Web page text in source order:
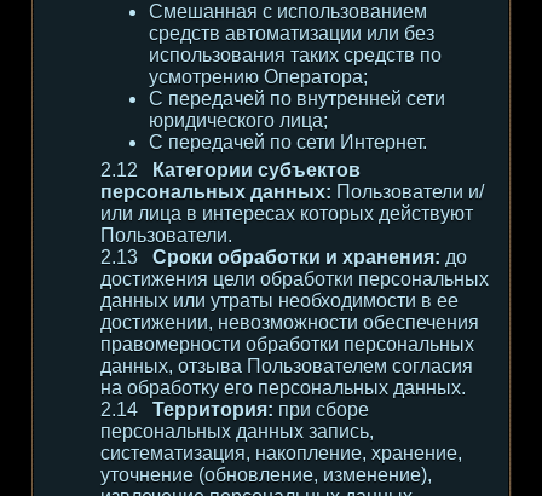
Смешанная с использованием
средств автоматизации или без
использования таких средств по
усмотрению Оператора;
С передачей по внутренней сети
юридического лица;
С передачей по сети Интернет.
Категории субъектов
персональных данных: Пользователи и/
или лица в интересах которых действуют
Пользователи.
Сроки обработки и хранения: до
достижения цели обработки персональных
данных или утраты необходимости в ее
достижении, невозможности обеспечения
правомерности обработки персональных
данных, отзыва Пользователем согласия
на обработку его персональных данных.
Территория: при сборе
персональных данных запись,
систематизация, накопление, хранение,
уточнение (обновление, изменение),